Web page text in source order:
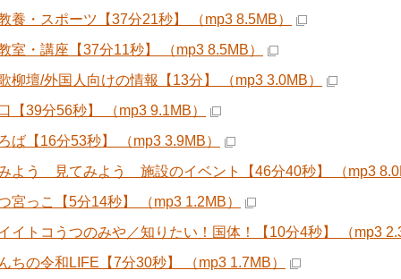
養・スポーツ【37分21秒】 （mp3 8.5MB）
室・講座【37分11秒】 （mp3 8.5MB）
柳壇/外国人向けの情報【13分】 （mp3 3.0MB）
【39分56秒】 （mp3 9.1MB）
ば【16分53秒】 （mp3 3.9MB）
よう 見てみよう 施設のイベント【46分40秒】 （mp3
宮っこ【5分14秒】 （mp3 1.2MB）
イトコうつのみや／知りたい！国体！【10分4秒】 （mp3
ちの令和LIFE【7分30秒】 （mp3 1.7MB）